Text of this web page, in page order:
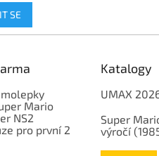
SE
Mario
NS2
pro první 2
Katalogy
UMAX
Super
výročí